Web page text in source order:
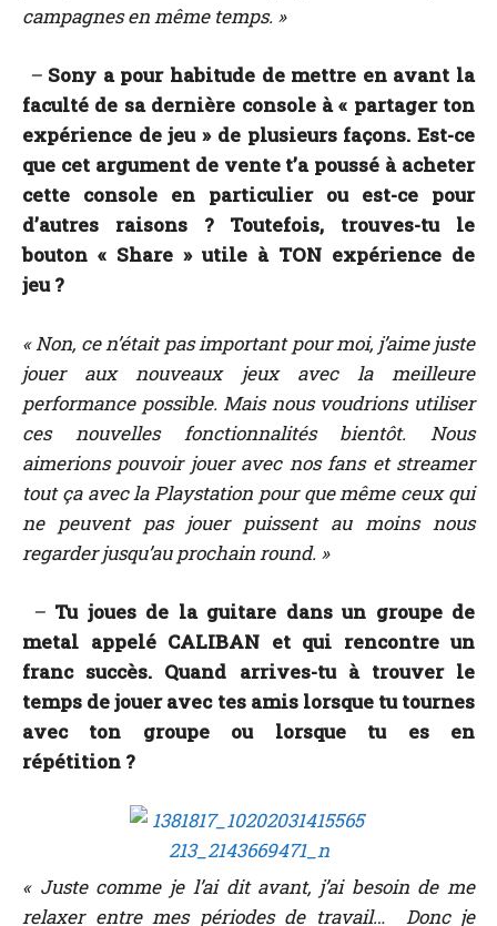
campagnes en même temps. »
– Sony a pour habitude de mettre en avant la
faculté de sa dernière console à « partager ton
expérience de jeu » de plusieurs façons. Est-ce
que cet argument de vente t’a poussé à acheter
cette console en particulier ou est-ce pour
d’autres raisons ? Toutefois, trouves-tu le
bouton « Share » utile à TON expérience de
jeu ?
« Non, ce n’était pas important pour moi, j’aime juste
jouer aux nouveaux jeux avec la meilleure
performance possible. Mais nous voudrions utiliser
ces nouvelles fonctionnalités bientôt. Nous
aimerions pouvoir jouer avec nos fans et streamer
tout ça avec la Playstation pour que même ceux qui
ne peuvent pas jouer puissent au moins nous
regarder jusqu’au prochain round. »
– Tu joues de la guitare dans un groupe de
metal appelé CALIBAN et qui rencontre un
franc succès. Quand arrives-tu à trouver le
temps de jouer avec tes amis lorsque tu tournes
avec ton groupe ou lorsque tu es en
répétition ?
« Juste comme je l’ai dit avant, j’ai besoin de me
relaxer entre mes périodes de travail… Donc je